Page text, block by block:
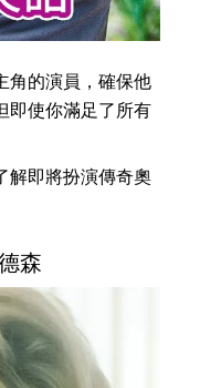
角的演員，確保他
即使你滿足了所有
解即將扮演傳奇奧
森